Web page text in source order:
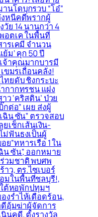
นโดบุกรวบ “โอ๋”
หนีคดีพรากผู้
ย 14 นานกว่า 4
อตเค ในพื้นที่
รเคมี จำนวน
ม’ คุก 50 ปี
จ้าคุณมากบารมี
ขมรเถื่อนคลั่ง!
ทยดับ ชิงกระบะ
กากทรชน แฝง
ว ‘คริสติน’ ป่วย
ต่อ” เผย ส่งผู้
ฉิน ซัน” ตรวจสอบ
ยเช็กเส้นเงิน-
ฟันธงเป็นผู้
ย”ทหารเรือ 1 ใน
ซัน”, ออกหมาย
วมชาติ พบศพ
ว, ตร.ไซเบอร์
มในพื้นที่ชลบุรี!,
ใต้หอพักปทุมฯ
งร่ำไห้เดือดร้อน,
ดีอุ้มฆ่าผู้จัดการ
นคดี, ตั้งรางวัล